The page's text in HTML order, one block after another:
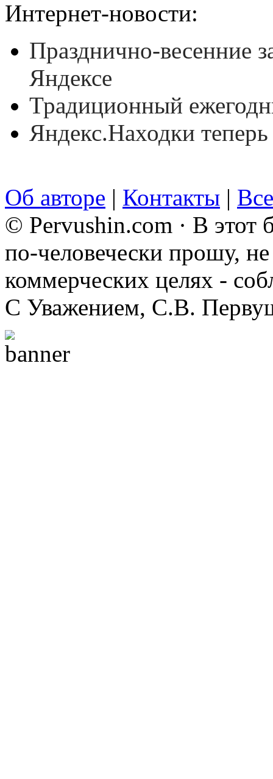
Интернет-новости:
Празднично-весенние
Яндексе
Традиционный
Яндекс.Находки
Об авторе | Контакты |
© Pervushin.com · В этот
по-человечески прошу,
коммерческих целях -
С Уважением, С.В.